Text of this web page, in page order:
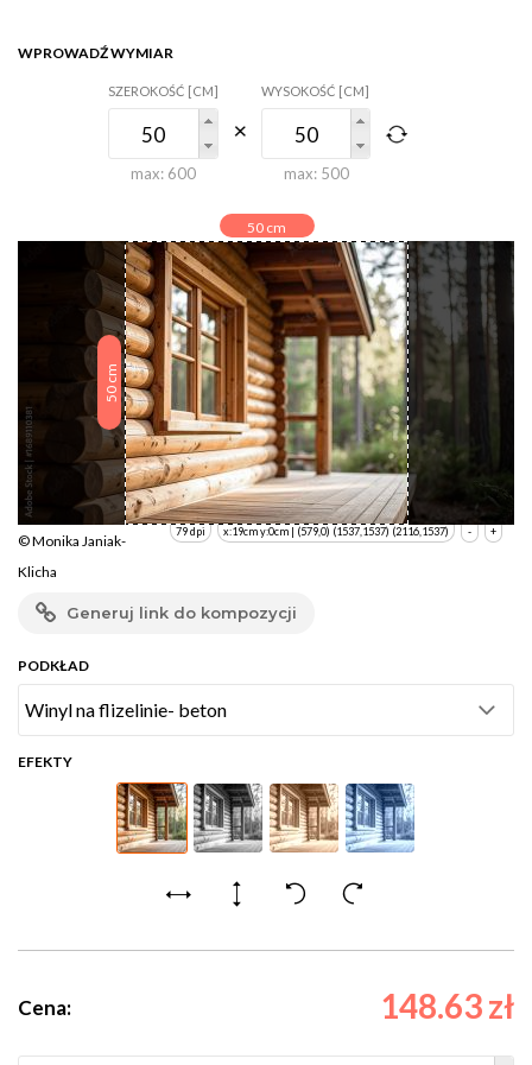
50 cm
50
cm
+
-
x:19cm y:0cm | (579,0) (1537,1537) (2116,1537)
79 dpi
© Monika Janiak-
Klicha
Generuj link do kompozycji
WPROWADŹ WYMIAR
SZEROKOŚĆ [CM]
max: 600
WYSOKOŚĆ [CM]
max: 500
PODKŁAD
EFEKTY
Cena: 148.63 zł